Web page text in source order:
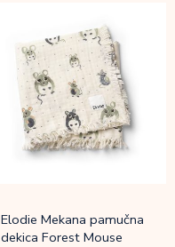
Elodie Mekana pamučna
dekica Forest Mouse